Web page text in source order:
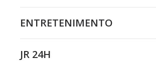
ENTRETENIMENTO
JR 24H